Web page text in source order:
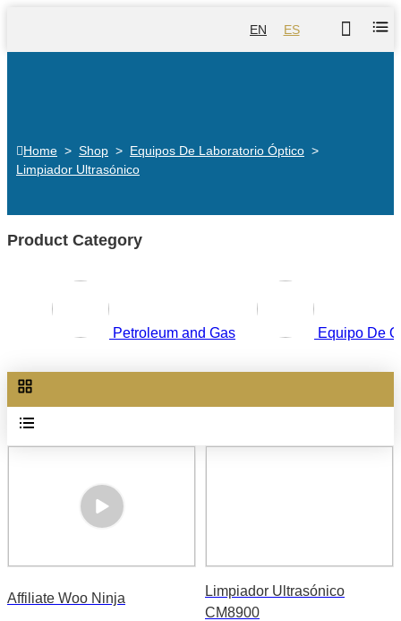
EN ES
Home > Shop > Equipos De Laboratorio Óptico >
Limpiador Ultrasónico
Product Category
Petroleum and Gas Equipo De
Affiliate Woo Ninja
Limpiador Ultrasónico
CM8900